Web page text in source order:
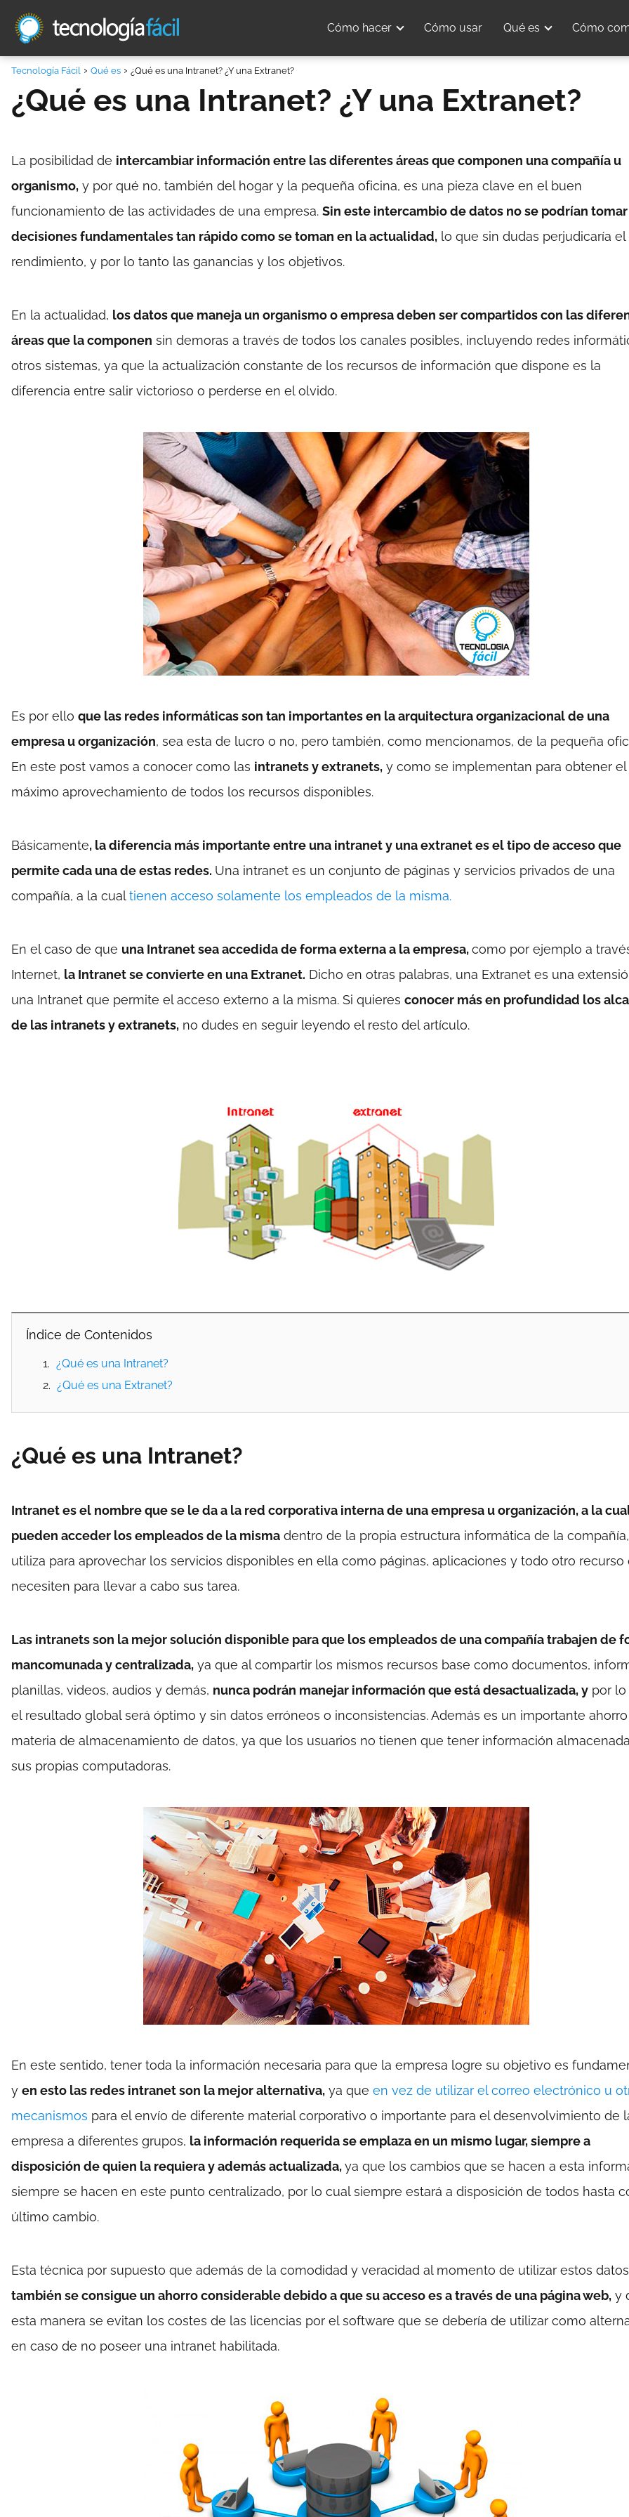
Cómo hacer Cómo usar Qué es Cómo
Tecnología Fácil Qué es ¿Qué es una Intranet? ¿Y una Extranet?
¿Qué es una Intranet? ¿Y una Extranet?
La posibilidad de intercambiar información entre las diferentes áreas que componen una compañía u
organismo, y por qué no, también del hogar y la pequeña oficina, es una pieza clave en el buen
funcionamiento de las actividades de una empresa. Sin este intercambio de datos no se podrían tomar
decisiones fundamentales tan rápido como se toman en la actualidad, lo que sin dudas perjudicaría el
rendimiento, y por lo tanto las ganancias y los objetivos.
En la actualidad, los datos que maneja un organismo o empresa deben ser compartidos con las
áreas que la componen sin demoras a través de todos los canales posibles, incluyendo redes
otros sistemas, ya que la actualización constante de los recursos de información que dispone es la
diferencia entre salir victorioso o perderse en el olvido.
Es por ello que las redes informáticas son tan importantes en la arquitectura organizacional de una
empresa u organización, sea esta de lucro o no, pero también, como mencionamos, de la pequeña
En este post vamos a conocer como las intranets y extranets, y como se implementan para obtener el
máximo aprovechamiento de todos los recursos disponibles.
Básicamente, la diferencia más importante entre una intranet y una extranet es el tipo de acceso que
permite cada una de estas redes. Una intranet es un conjunto de páginas y servicios privados de una
compañía, a la cualtienen acceso solamente los empleados de la misma.
En el caso de que una Intranet sea accedida de forma externa a la empresa,como por ejemplo a
Internet, la Intranet se convierte en una Extranet. Dicho en otras palabras, una Extranet es una
una Intranet que permite el acceso externo a la misma. Si quieres conocer más en profundidad los
de las intranets y extranets, no dudes en seguir leyendo el resto del artículo.
Índice de Contenidos
¿Qué es una Intranet?
¿Qué es una Extranet?
¿Qué es una Intranet?
Intranet es el nombre que se le da a la red corporativa interna de una empresa u organización, a la
pueden acceder los empleados de la misma dentro de la propia estructura informática de la
utiliza para aprovechar los servicios disponibles en ella como páginas, aplicaciones y todo otro recurso
necesiten para llevar a cabo sus tarea.
Las intranets son la mejor solución disponible para que los empleados de una compañía trabajen de
mancomunada y centralizada, ya que al compartir los mismos recursos base como documentos,
planillas, videos, audios y demás, nunca podrán manejar información que está desactualizada, y por
el resultado global será óptimo y sin datos erróneos o inconsistencias. Además es un importante
materia de almacenamiento de datos, ya que los usuarios no tienen que tener información
sus propias computadoras.
En este sentido, tener toda la información necesaria para que la empresa logre su objetivo es
y en esto las redes intranet son la mejor alternativa, ya que en vez de utilizar el correo electrónico u
mecanismos para el envío de diferente material corporativo o importante para el desenvolvimiento de
empresa a diferentes grupos, la información requerida se emplaza en un mismo lugar, siempre a
disposición de quien la requiera y además actualizada,ya que los cambios que se hacen a esta
siempre se hacen en este punto centralizado, por lo cual siempre estará a disposición de todos hasta
último cambio.
Esta técnica por supuesto que además de la comodidad y veracidad al momento de utilizar estos
también se consigue un ahorro considerable debido a que su acceso es a través de una página web, y
esta manera se evitan los costes de las licencias por el software que se debería de utilizar como
en caso de no poseer una intranet habilitada.